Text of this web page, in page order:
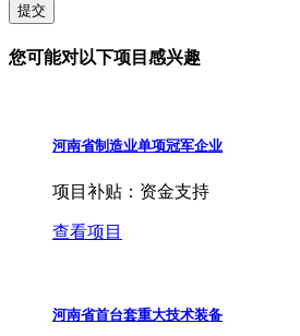
提交
您可能对以下项目感兴趣
河南省制造业单项冠军企业
项目补贴： 资金支持
查看项目
河南省首台套重大技术装备